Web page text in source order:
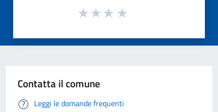
Contatta il comune
Leggi le domande frequenti